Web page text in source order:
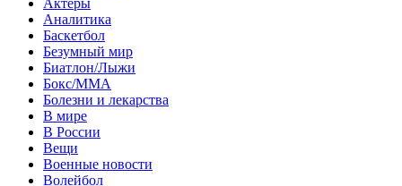
Аналитика
Баскетбол
Безумный мир
Биатлон/Лыжи
Бокс/MMA
Болезни и лекарства
В мире
В России
Вещи
Военные новости
Волейбол